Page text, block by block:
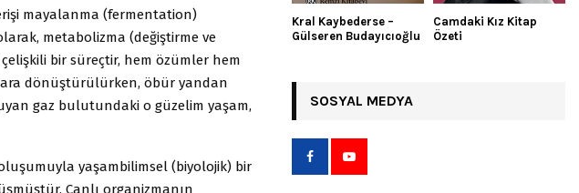
mayalanma (fermentation)
metabolizma (değiştirme ve
bir süreçtir, hem özümler hem
dönüştürülürken, öbür yandan
gaz bulutundaki o güzelim yaşam,
yaşambilimsel (biyolojik) bir
Canlı organizmanın
Kral Kaybederse –
Gülseren Budayıcıoğlu
Camdaki Kız Kitap
Özeti
SOSYAL MEDYA